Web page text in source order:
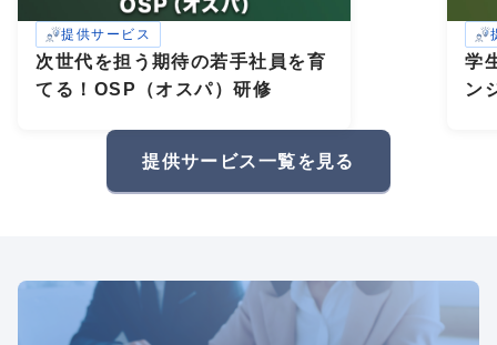
提供サービス
次世代を担う期待の若手社員を育
てる！OSP（オスパ）研修
学
ン
提供サービス一覧を見る